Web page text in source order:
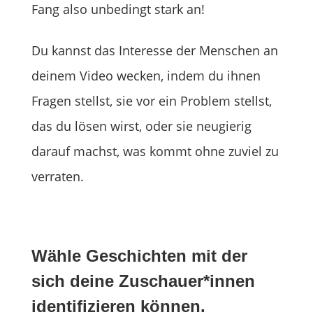
Fang also unbedingt stark an!
Du kannst das Interesse der Menschen an
deinem Video wecken, indem du ihnen
Fragen stellst, sie vor ein Problem stellst,
das du lösen wirst, oder sie neugierig
darauf machst, was kommt ohne zuviel zu
verraten.
Wähle Geschichten mit der
sich deine Zuschauer*innen
identifizieren können.